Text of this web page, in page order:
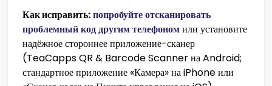
Как исправить:попробуйте отсканировать
проблемный код другим телефономили установите
надёжное стороннее приложение-сканер
(TeaCapps QR & Barcode Scanner на Android;
стандартное приложение «Камера» на iPhone или